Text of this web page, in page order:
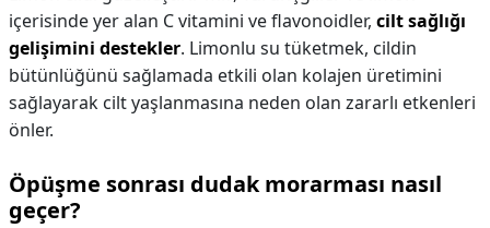
içerisinde yer alan C vitamini ve flavonoidler, cilt sağlığı
gelişimini destekler. Limonlu su tüketmek, cildin
bütünlüğünü sağlamada etkili olan kolajen üretimini
sağlayarak cilt yaşlanmasına neden olan zararlı etkenleri
önler.
Öpüşme sonrası dudak morarması nasıl
geçer?